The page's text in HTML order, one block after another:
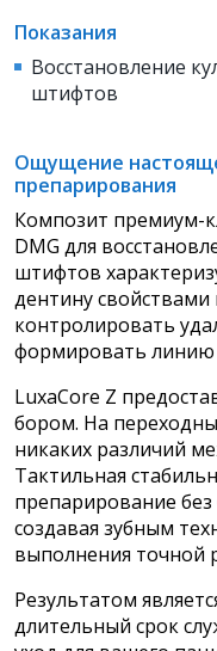
Показания
Восстановление
штифтов
Ощущение
препарирования
Композит премиум-
DMG для
штифтов
дентину свойствами
контролировать
формировать линию
LuxaCore Z
бором. На
никаких различий
Тактильная
препарирование без
создавая зубным
выполнения точной
Результатом
длительный срок